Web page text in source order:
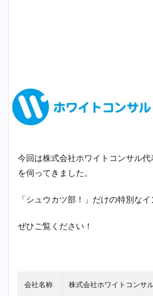
今回は株式会社ホワイトコンサル
を伺ってきました。
「シュウカツ部！」だけの特別なイ
ぜひご覧ください！
会社名称 株式会社ホワイトコンサ